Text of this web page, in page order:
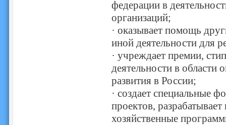
федерации в
организаций;
· оказывает помощь
иной деятельности для
· учреждает премии,
деятельности в
развития в России;
· создает специальные
проектов,
хозяйственные